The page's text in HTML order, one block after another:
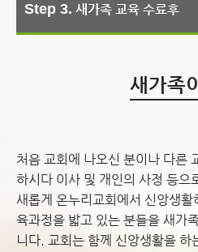
Step 3. 새가족 교육 수료후
새가족
처음 교회에 나오신 분이나 다른
하시다 이사 및 개인의 사정 등으
새롭게 온누리교회에서 신앙생
육과정을 밟고 있는 분들을 새가
니다. 교회는 함께 신앙생활을